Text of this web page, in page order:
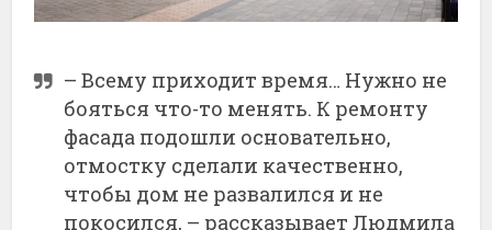
– Всему приходит время… Нужно не
бояться что-то менять. К ремонту
фасада подошли основательно,
отмостку сделали качественно,
чтобы дом не развалился и не
покосился, – рассказывает Людмила